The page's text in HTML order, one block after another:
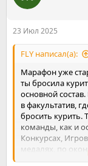
23 Июл 2025
FLY написал(а):
Марафон уже
ты бросила
основной
в факультатив,
бросить курить.
команды, как и
Конкурсах,
медалях, по
взлётчика, а